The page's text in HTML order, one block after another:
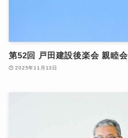
第52回 戸田建設後楽会 親睦会
2025年11月13日